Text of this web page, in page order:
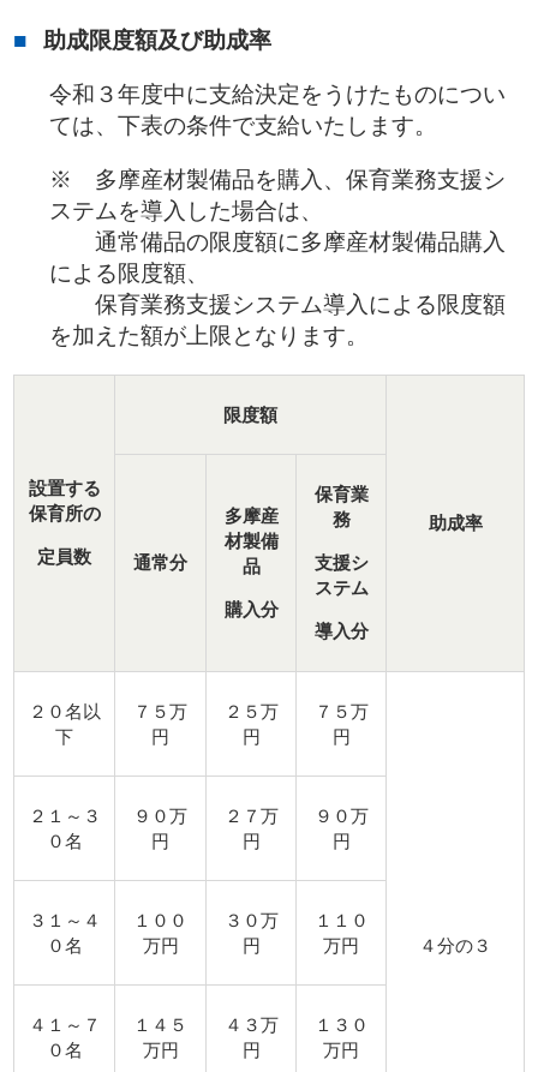
助成限度額及び助成率
令和３年度中に支給決定をうけたものについ
ては、下表の条件で支給いたします。
※ 多摩産材製備品を購入、保育業務支援シ
ステムを導入した場合は、
通常備品の限度額に多摩産材製備品購入
による限度額、
保育業務支援システム導入による限度額
を加えた額が上限となります。
設置する
保育所の
定員数
限度額
助成率
通常分
多摩産
材製備
品
購入分
保育業
務
支援シ
ステム
導入分
２０名以
下
７５万
円
２５万
円
７５万
円
４分の３
２１～３
０名
９０万
円
２７万
円
９０万
円
３１～４
０名
１００
万円
３０万
円
１１０
万円
４１～７
０名
１４５
万円
４３万
円
１３０
万円